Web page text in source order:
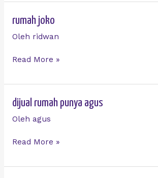
rumah joko
Oleh ridwan
rumah
Read More »
dijual rumah punya agus
Oleh agus
dijual
punya
Read More »